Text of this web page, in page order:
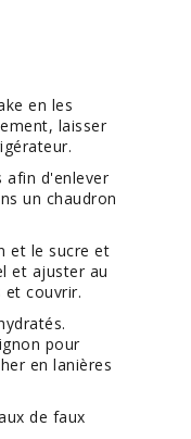
en les
laisser
afin d'enlever
un chaudron
et le sucre et
et ajuster au
et couvrir.
pour
en lanières
de faux